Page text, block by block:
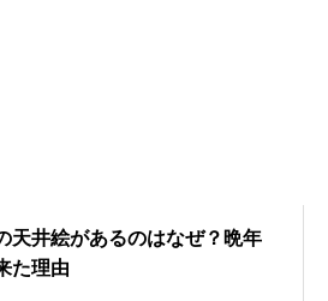
天井絵があるのはなぜ？晩年
た理由